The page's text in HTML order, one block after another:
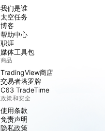
我们是谁
太空任务
博客
帮助中心
职涯
媒体工具包
商品
TradingView商店
交易者塔罗牌
C63 TradeTime
政策和安全
使用条款
免责声明
隐私政策